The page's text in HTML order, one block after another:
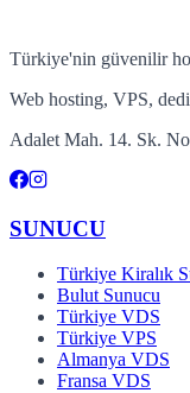
Türkiye'nin güvenilir
Web hosting, VPS,
Adalet Mah. 14. Sk.
SUNUCU
Türkiye Kiralık
Bulut Sunucu
Türkiye VDS
Türkiye VPS
Almanya VDS
Fransa VDS